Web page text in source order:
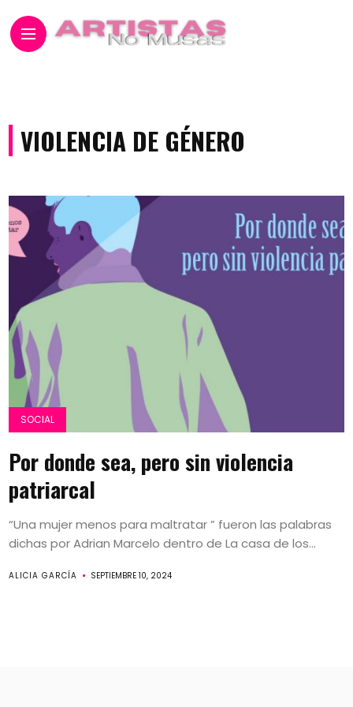
VIOLENCIA DE GÉNERO
SOCIAL
Por donde sea, pero sin violencia
patriarcal
“Una mujer menos para maltratar ” fueron las palabras
dichas por Adrian Marcelo dentro de La casa de los...
ALICIA GARCÍA SEPTIEMBRE 10, 2024